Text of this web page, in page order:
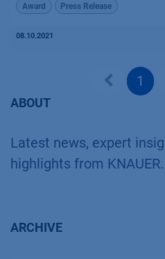
Award Press Release
08.10.2021
1
ABOUT
Latest news, expert
highlights from KNAUER.
ARCHIVE